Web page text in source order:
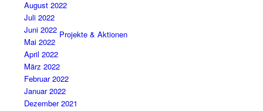
Projekte & Aktionen
August 2022
Juli 2022
Juni 2022
Mai 2022
April 2022
März 2022
Februar 2022
Januar 2022
Dezember 2021